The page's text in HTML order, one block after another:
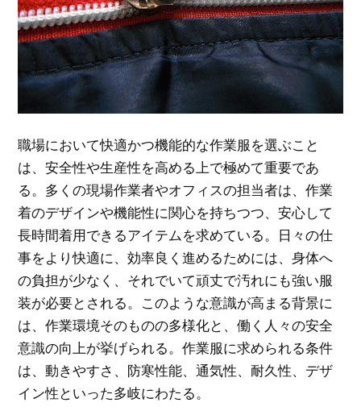
職場において快適かつ機能的な作業服を選ぶこと
は、安全性や生産性を高める上で極めて重要であ
る。 多くの現場作業者やオフィスの担当者は、作業
着のデザインや機能性に関心を持ちつつ、安心して
長時間着用できるアイテムを求めている。日々の仕
事をより快適に、効率良く進めるためには、身体へ
の負担が少なく、それでいて頑丈で汚れにも強い服
装が必要とされる。このような意識が高まる背景に
は、作業環境そのものの多様化と、働く人々の安全
意識の向上が挙げられる。作業服に求められる条件
は、動きやすさ、防寒性能、通気性、耐久性、デザ
イン性といった多岐にわたる。